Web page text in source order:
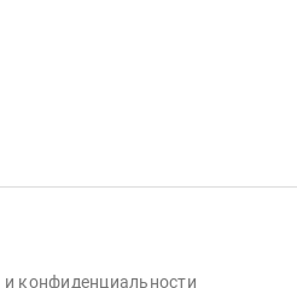
и конфиденциальности